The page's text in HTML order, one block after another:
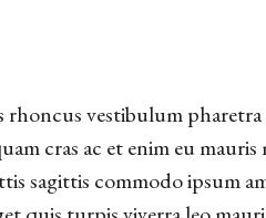
rhoncus vestibulum
cras ac et enim eu
sagittis commodo ipsum